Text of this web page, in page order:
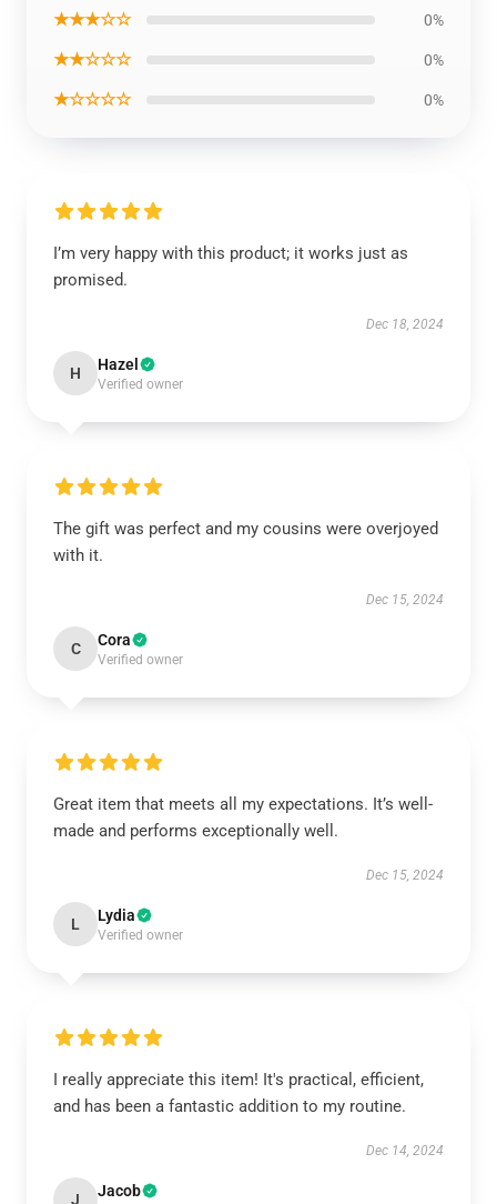
★★★☆☆ 0%
★★☆☆☆ 0%
★☆☆☆☆ 0%
I’m very happy with this product; it works just as
promised.
Dec 18, 2024
H Hazel
Verified owner
The gift was perfect and my cousins were overjoyed
with it.
Dec 15, 2024
C Cora
Verified owner
Great item that meets all my expectations. It’s well-
made and performs exceptionally well.
Dec 15, 2024
L Lydia
Verified owner
I really appreciate this item! It's practical, efficient,
and has been a fantastic addition to my routine.
Dec 14, 2024
J Jacob